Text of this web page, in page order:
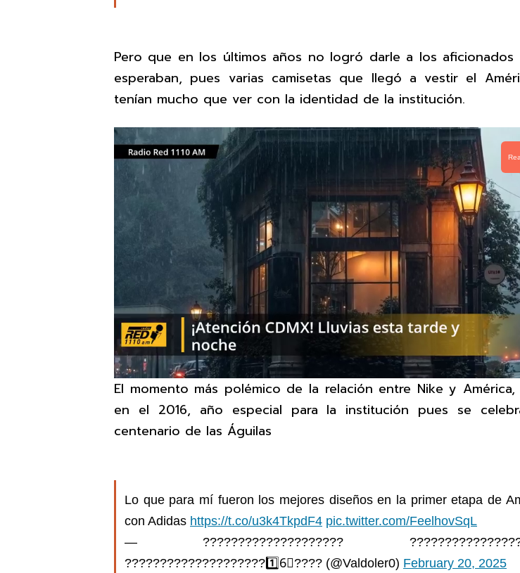
Pero que en los últimos años no logró darle a los aficionados
esperaban, pues varias camisetas que llegó a vestir el
tenían mucho que ver con la identidad de la institución.
El momento más polémico de la relación entre Nike y
en el 2016, año especial para la institución pues se
centenario de las Águilas
Lo que para mí fueron los mejores diseños en la primer etapa de
con Adidas https://t.co/u3k4TkpdF4 pic.twitter.com/FeelhovSqL
— ????????????????????
????????????????????1️⃣6⃣???? (@Valdoler0) February 20, 2025